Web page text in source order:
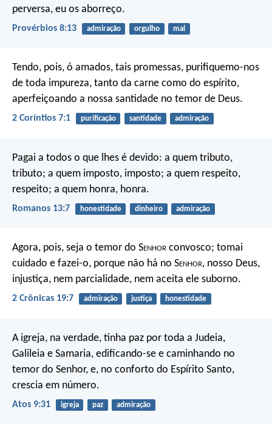
perversa, eu os aborreço.
Provérbios 8:13 admiração orgulho mal
Tendo, pois, ó amados, tais promessas, purifiquemo-nos
de toda impureza, tanto da carne como do espírito,
aperfeiçoando a nossa santidade no temor de Deus.
2 Coríntios 7:1 purificação santidade admiração
Pagai a todos o que lhes é devido: a quem tributo,
tributo; a quem imposto, imposto; a quem respeito,
respeito; a quem honra, honra.
Romanos 13:7 honestidade dinheiro admiração
Agora, pois, seja o temor do Senhor convosco; tomai
cuidado e fazei-o, porque não há no Senhor, nosso Deus,
injustiça, nem parcialidade, nem aceita ele suborno.
2 Crônicas 19:7 admiração justiça honestidade
A igreja, na verdade, tinha paz por toda a Judeia,
Galileia e Samaria, edificando-se e caminhando no
temor do Senhor, e, no conforto do Espírito Santo,
crescia em número.
Atos 9:31 igreja paz admiração